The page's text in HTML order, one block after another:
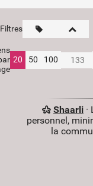
Filtres
20 50 100
Shaarli·
personnel,
la